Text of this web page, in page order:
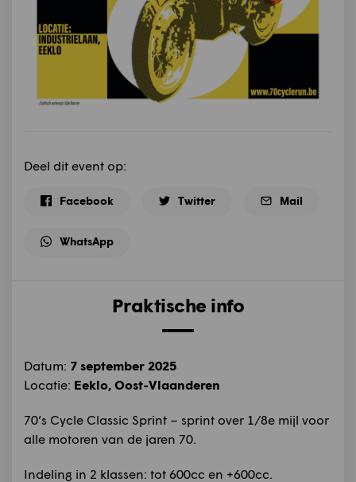
Deel dit event op:
Facebook Twitter Mail
WhatsApp
Praktische info
Datum: 7 september 2025
Locatie: Eeklo, Oost-Vlaanderen
70’s Cycle Classic Sprint – sprint over 1/8e mijl voor
alle motoren van de jaren 70.
Indeling in 2 klassen: tot 600cc en +600cc.